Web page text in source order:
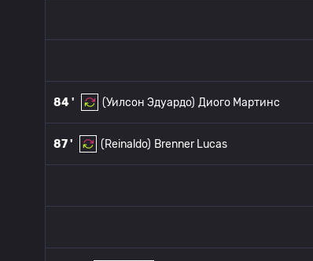
84 ' (Уилсон Эдуардо) Диого Мартинс
87 ' (Reinaldo) Brenner Lucas